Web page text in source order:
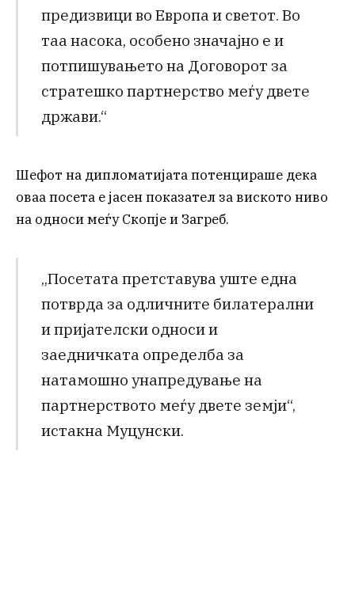
предизвици во Европа и светот. Во
таа насока, особено значајно е и
потпишувањето на Договорот за
стратешко партнерство меѓу двете
држави.“
Шефот на дипломатијата потенцираше дека
оваа посета е јасен показател за виското ниво
на односи меѓу Скопје и Загреб.
„Посетата претставува уште една
потврда за одличните билатерални
и пријателски односи и
заедничката определба за
натамошно унапредување на
партнерството меѓу двете земји“,
истакна Муцунски.